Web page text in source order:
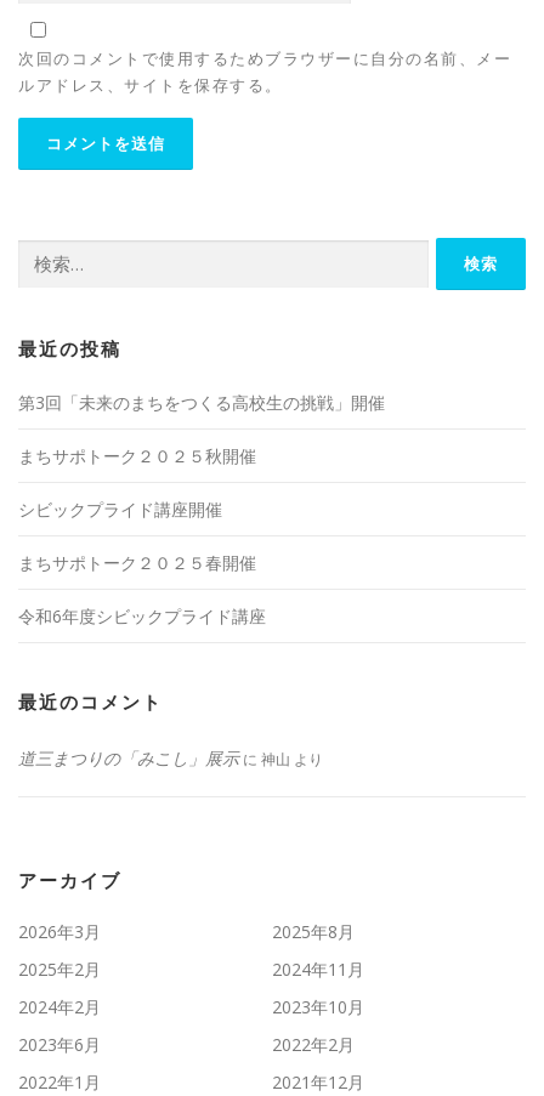
次回のコメントで使用するためブラウザーに自分の名前、メー
ルアドレス、サイトを保存する。
索:
最近の投稿
第3回「未来のまちをつくる高校生の挑戦」開催
まちサポトーク２０２５秋開催
シビックプライド講座開催
まちサポトーク２０２５春開催
令和6年度シビックプライド講座
最近のコメント
道三まつりの「みこし」展示に 神山 より
アーカイブ
2026年3月
2025年8月
2025年2月
2024年11月
2024年2月
2023年10月
2023年6月
2022年2月
2022年1月
2021年12月